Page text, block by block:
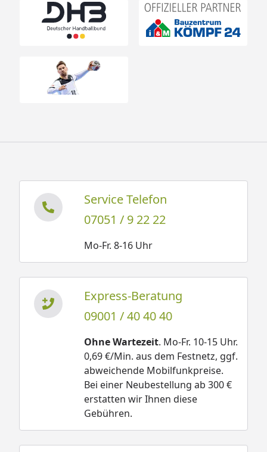
Service Telefon
07051 / 9 22 22
Mo-Fr. 8-16 Uhr
Express-Beratung
09001 / 40 40 40
Ohne Wartezeit. Mo-Fr. 10-15 Uhr.
0,69 €/Min. aus dem Festnetz, ggf.
abweichende Mobilfunkpreise.
Bei einer Neubestellung ab 300 €
erstatten wir Ihnen diese
Gebühren.